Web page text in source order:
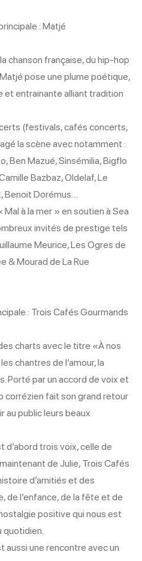
: Matjé
chanson française, du hip-hop
pose une plume poétique,
et entrainante alliant tradition
(festivals, cafés concerts,
la scène avec notamment :
Ben Mazué, Sinsémilia, Bigflo
Bazbaz, Oldelaf, Le
Benoit Dorémus…
à la mer » en soutien à Sea
invités de prestige tels
Meurice, Les Ogres de
& Mourad de La Rue
: Trois Cafés Gourmands
charts avec le titre «À nos
chantres de l’amour, la
Porté par un accord de voix et
corrézien fait son grand retour
au public leurs beaux
d’abord trois voix, celle de
de Julie, Trois Cafés
d’amitiés et des
de l’enfance, de la fête et de
positive qui nous est
quotidien.
aussi une rencontre avec un